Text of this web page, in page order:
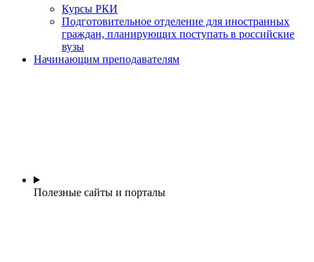
Курсы РКИ
Подготовительное отделение для иностранных
граждан, планирующих поступать в российские
вузы
Начинающим преподавателям
Полезные сайты и порталы